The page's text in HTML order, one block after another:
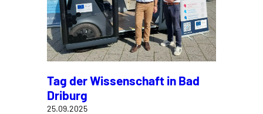
Tag der Wissenschaft in Bad
Driburg
25.09.2025